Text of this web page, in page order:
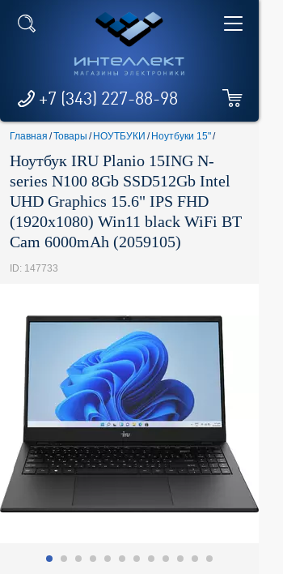
+7 (343) 227-88-98
Главная /Товары / НОУТБУКИ / Ноутбуки 15"/
Ноутбук IRU Planio 15ING N-
series N100 8Gb SSD512Gb Intel
UHD Graphics 15.6" IPS FHD
(1920x1080) Win11 black WiFi BT
Cam 6000mAh (2059105)
ID: 147733